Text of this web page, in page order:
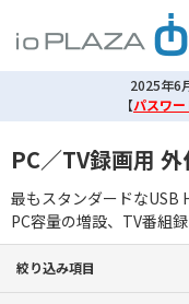
2025年6
【パスワ
PC／TV録画用
最もスタンダードなUSB
PC容量の増設、TV番組
絞り込み項目